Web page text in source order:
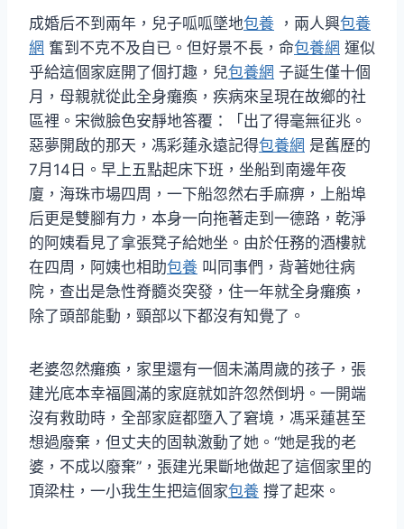
成婚后不到兩年，兒子呱呱墜地包養 ，兩人興包養
網 奮到不克不及自已。但好景不長，命包養網 運似
乎給這個家庭開了個打趣，兒包養網 子誕生僅十個
月，母親就從此全身癱瘓，疾病來呈現在故鄉的社
區裡。宋微臉色安靜地答覆：「出了得毫無征兆。
惡夢開啟的那天，馮彩蓮永遠記得包養網 是舊歷的
7月14日。早上五點起床下班，坐船到南邊年夜
廈，海珠市場四周，一下船忽然右手麻痹，上船埠
后更是雙腳有力，本身一向拖著走到一德路，乾淨
的阿姨看見了拿張凳子給她坐。由於任務的酒樓就
在四周，阿姨也相助包養 叫同事們，背著她往病
院，查出是急性脊髓炎突發，住一年就全身癱瘓，
除了頭部能動，頸部以下都沒有知覺了。
老婆忽然癱瘓，家里還有一個未滿周歲的孩子，張
建光底本幸福圓滿的家庭就如許忽然倒坍。一開端
沒有救助時，全部家庭都墮入了窘境，馮采蓮甚至
想過廢棄，但丈夫的固執激動了她。“她是我的老
婆，不成以廢棄”，張建光果斷地做起了這個家里的
頂梁柱，一小我生生把這個家包養 撐了起來。